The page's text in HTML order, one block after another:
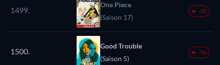
1499.
One Piece
(Saison 17)
-38
1500.
Good Trouble
(Saison 5)
-96